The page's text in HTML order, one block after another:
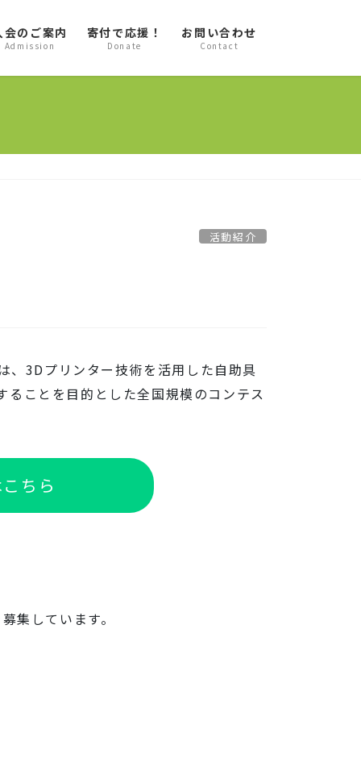
会のご案内
Admission
寄付で応援！
Donate
お問い合わせ
Contact
活動紹介
、3Dプリンター技術を活用した自助具
ことを目的とした全国規模のコンテス
ちら
集しています。